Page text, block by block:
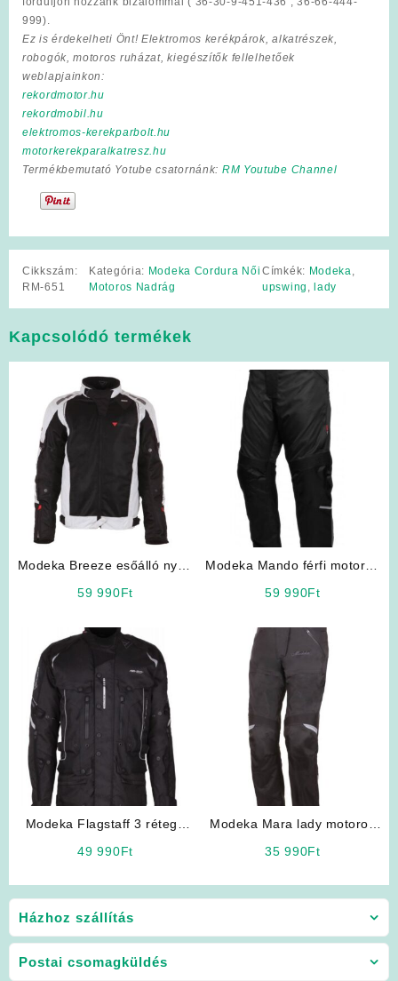
Házhoz szállítás
Postai csomagküldés
999).
Ez is érdekelheti Önt! Elektromos kerékpárok, alkatrészek,
robogók, motoros ruházat, kiegészítők fellelhetőek
weblapjainkon:
rekordmotor.hu
rekordmobil.hu
elektromos-kerekparbolt.hu
motorkerekparalkatresz.hu
Termékbemutató Yotube csatornánk: RM Youtube Channel
Cikkszám:
RM-651
Kategória: Modeka Cordura Női
Motoros Nadrág
Címkék: Modeka,
upswing , lady
Kapcsolódó termékek
Modeka Breeze esőálló nyári
59 990Ft
Modeka Mando férfi motoros
59 990Ft
Modeka Flagstaff 3 rétegű
49 990Ft
Modeka Mara lady motoros
35 990Ft